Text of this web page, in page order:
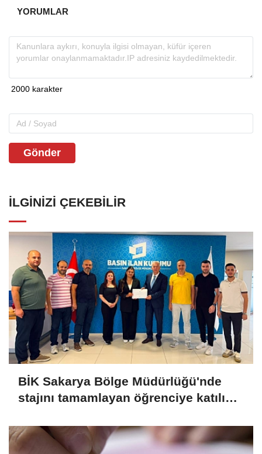
YORUMLAR
Gönder
İLGINIZI ÇEKEBILIR
BİK Sakarya Bölge Müdürlüğü'nde
stajını tamamlayan öğrenciye katılım